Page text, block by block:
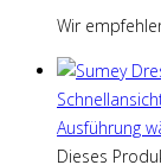
Wir
Ausführung
Dieses